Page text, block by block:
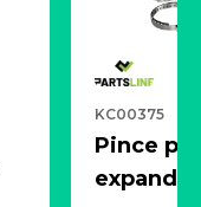
KC00375
Pince